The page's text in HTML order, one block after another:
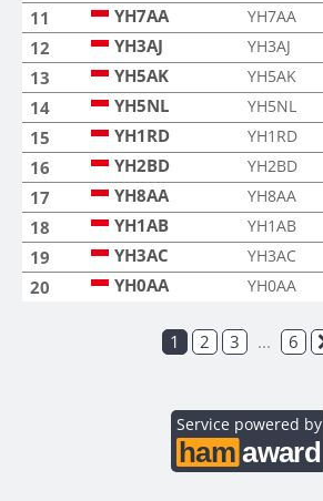
11 YH7AA YH7AA
12 YH3AJ YH3AJ
13 YH5AK YH5AK
14 YH5NL YH5NL
15 YH1RD YH1RD
16 YH2BD YH2BD
17 YH8AA YH8AA
18 YH1AB YH1AB
19 YH3AC YH3AC
20 YH0AA YH0AA
1 2 3 ... 6
Service powered by